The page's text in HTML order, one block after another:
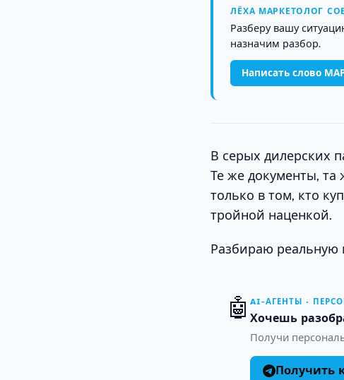
ЛЁХА МАРКЕТОЛОГ
Разберу вашу
назначим разбор.
Написать слово
В серых дилерских
Те же документы,
только в том, кто
тройной наценкой.
Разбираю
🤖AI-АГЕНТЫ ·
Хочешь
Получи
Получить